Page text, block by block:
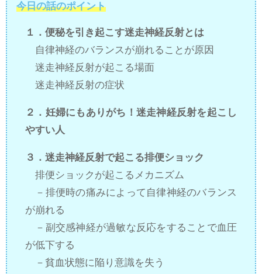
今日の話のポイント
１．便秘を引き起こす迷走神経反射とは
自律神経のバランスが崩れることが原因
迷走神経反射が起こる場面
迷走神経反射の症状
２．妊婦にもありがち！迷走神経反射を起こし
やすい人
３．迷走神経反射で起こる排便ショック
排便ショックが起こるメカニズム
－排便時の痛みによって自律神経のバランス
が崩れる
－副交感神経が過敏な反応をすることで血圧
が低下する
－貧血状態に陥り意識を失う